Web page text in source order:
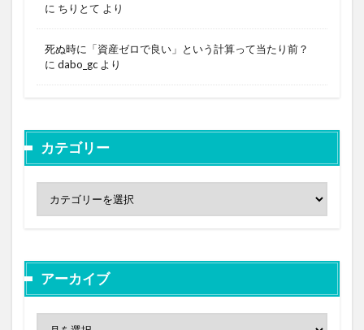
に ちりとて より
死ぬ時に「資産ゼロで良い」という計算って当たり前？
に dabo_gc より
カテゴリー
アーカイブ